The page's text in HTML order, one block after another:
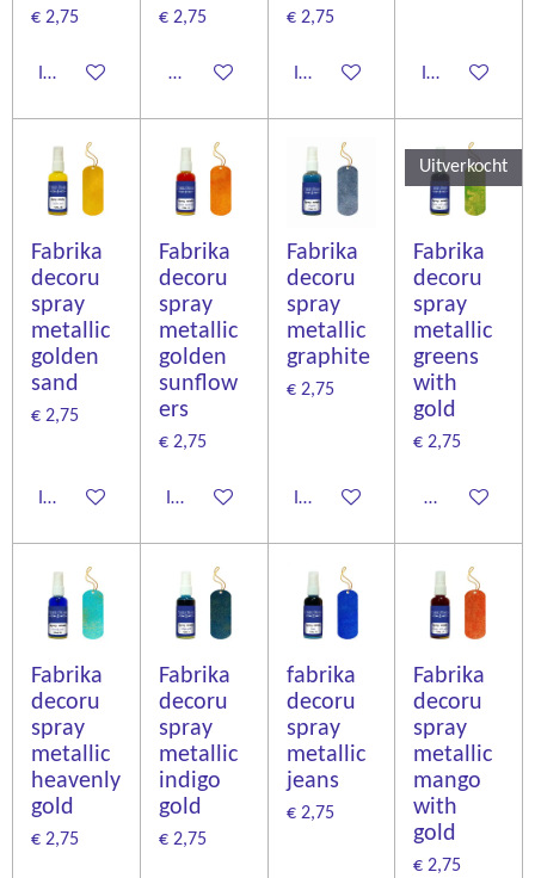
€ 2,75
In winkelwagen
€ 2,75
Houd mij op de hoogte
€ 2,75
In winkelwagen In
Fabrika
decoru
spray
metallic
golden
sand
€ 2,75
In winkelwagen
Fabrika
decoru
spray
metallic
golden
sunflow
ers
€ 2,75
In winkelwagen
Fabrika
decoru
spray
metallic
graphite
€ 2,75
In winkelwagen
Uitverkocht
Fabrika
decoru
spray
metallic
greens
with
gold
€ 2,75
Houd mij op
Fabrika
decoru
spray
metallic
heavenly
gold
€ 2,75
Fabrika
decoru
spray
metallic
indigo
gold
€ 2,75
fabrika
decoru
spray
metallic
jeans
€ 2,75
Fabrika
decoru
spray
metallic
mango
with
gold
€ 2,75